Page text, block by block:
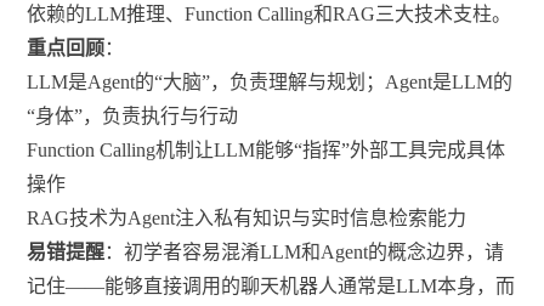
依赖的LLM推理、Function Calling和RAG三大技术支柱。
重点回顾：
LLM是Agent的“大脑”，负责理解与规划；Agent是LLM的
“身体”，负责执行与行动
Function Calling机制让LLM能够“指挥”外部工具完成具体
操作
RAG技术为Agent注入私有知识与实时信息检索能力
易错提醒：初学者容易混淆LLM和Agent的概念边界，请
记住——能够直接调用的聊天机器人通常是LLM本身，而